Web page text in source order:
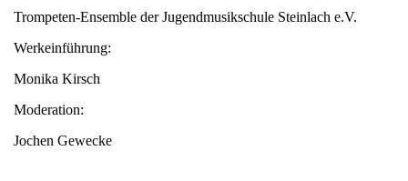
Trompeten-Ensemble der Jugendmusikschule Steinlach e.V.
Werkeinführung:
Monika Kirsch
Moderation:
Jochen Gewecke